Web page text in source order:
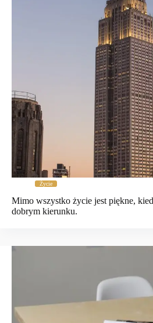
Życie
Mimo wszystko życie jest piękne,
dobrym kierunku.